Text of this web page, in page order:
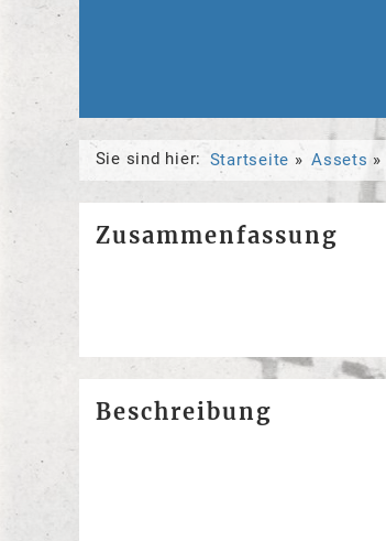
Sie sind hier: Startseite Assets
Zusammenfassung
Beschreibung